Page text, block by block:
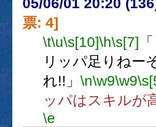
05/06/01 20:20
票: 4]
\t\u\s[10]\h\s[7]
リッパ足りねー
れ!!」 \n\w9\w9
ッパはスキルが
\e